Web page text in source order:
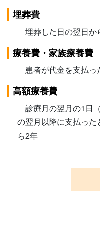
埋葬費
埋葬した日の翌日か
療養費・家族療養費
患者が代金を支払っ
高額療養費
診療月の翌月の1日
の翌月以降に支払っ
ら2年